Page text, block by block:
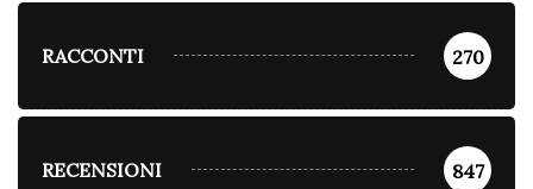
RACCONTI 270
RECENSIONI 847